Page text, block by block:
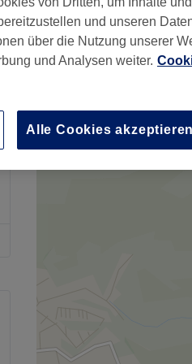
und unseren
über die Nutzung unserer
und Analysen weiter.
Alle Cookies akzeptieren